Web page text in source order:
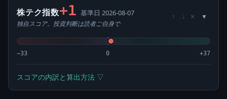
株テク指数+1 基準日 2026-08-07
独自スコア。投資判断は読者ご自身で
↑ ↓ ×
−33 0 +37
スコアの内訳と算出方法 ▽